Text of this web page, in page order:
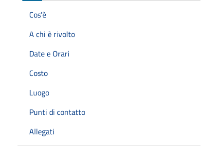
Cos'è
A chi è rivolto
Date e Orari
Costo
Luogo
Punti di contatto
Allegati